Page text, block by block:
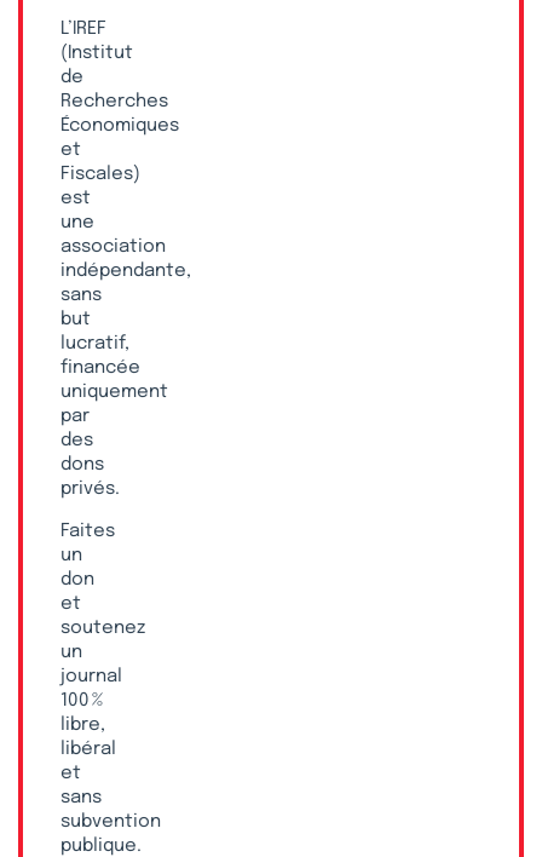
L’IREF
(Institut
de
Recherches
Économiques
et
Fiscales)
est
une
association
indépendante,
sans
but
lucratif,
financée
uniquement
par
des
dons
privés.
Faites
un
don
et
soutenez
un
journal
100 %
libre,
libéral
et
sans
subvention
publique.